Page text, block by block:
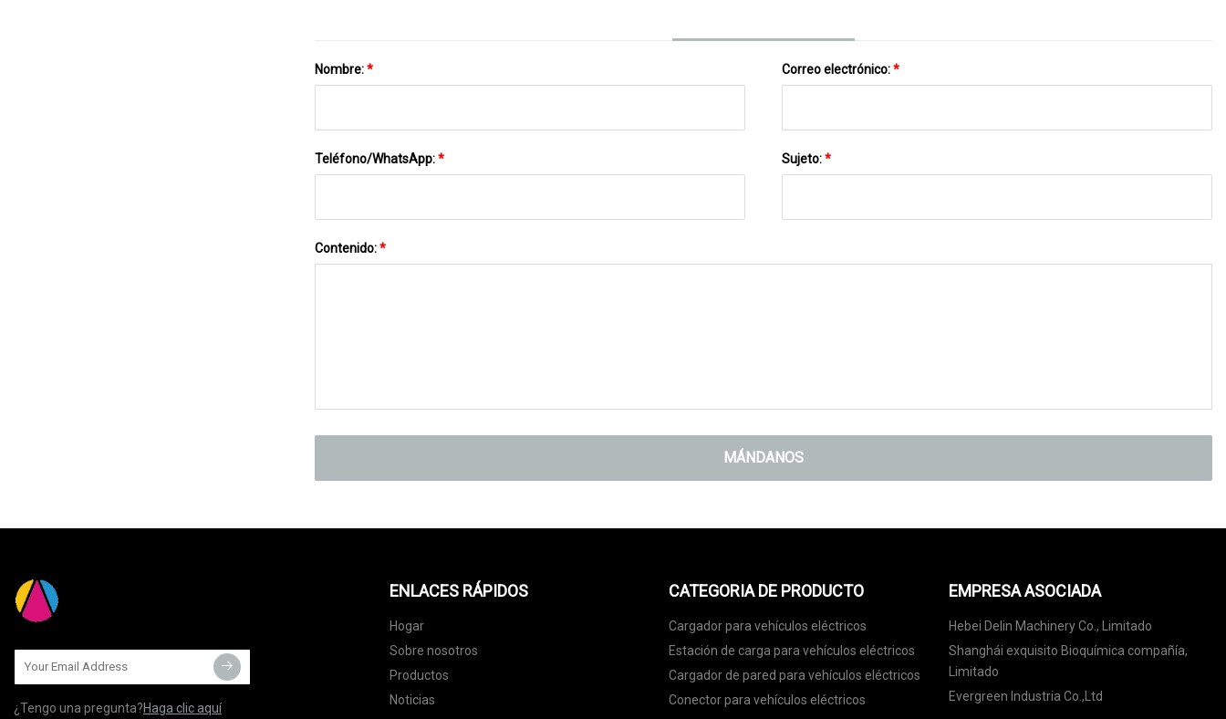
Nombre:* Correo electrónico:*
Teléfono/WhatsApp:* Sujeto:*
Contenido:*
MÁNDANOS
¿Tengo una pregunta?Haga clic aquí
ENLACES RÁPIDOS
Hogar
Sobre nosotros
Productos
Noticias
CATEGORIA DE PRODUCTO
Cargador para vehículos eléctricos
Estación de carga para vehículos eléctricos
Cargador de pared para vehículos eléctricos
Conector para vehículos eléctricos
EMPRESA ASOCIADA
Hebei Delin Machinery Co., Limitado
Shanghái exquisito Bioquímica compañía,
Limitado
Evergreen Industria Co.,Ltd